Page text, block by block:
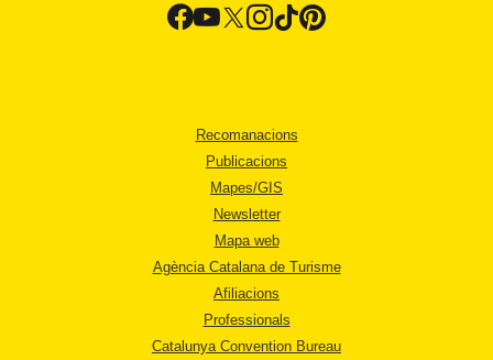
Recomanacions
Publicacions
Mapes/GIS
Newsletter
Mapa web
Agència Catalana de Turisme
Afiliacions
Professionals
Catalunya Convention Bureau